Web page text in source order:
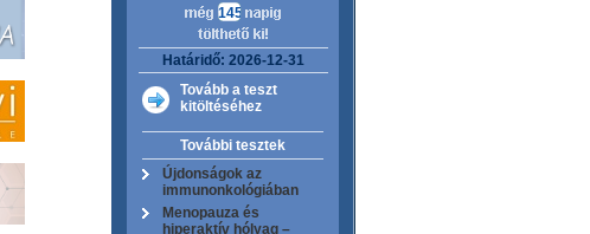
145
Határidő: 2026-12-31
Tovább a teszt
kitöltéséhez
További tesztek
Újdonságok az
immunonkológiában
Menopauza és
hiperaktív hólyag –